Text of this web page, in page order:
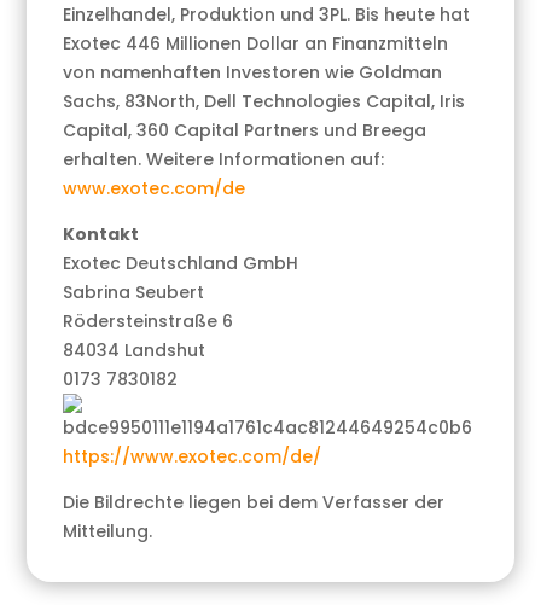
Einzelhandel, Produktion und 3PL. Bis heute hat
Exotec 446 Millionen Dollar an Finanzmitteln
von namenhaften Investoren wie Goldman
Sachs, 83North, Dell Technologies Capital, Iris
Capital, 360 Capital Partners und Breega
erhalten. Weitere Informationen auf:
www.exotec.com/de
Kontakt
Exotec Deutschland GmbH
Sabrina Seubert
Rödersteinstraße 6
84034 Landshut
0173 7830182
https://www.exotec.com/de/
Die Bildrechte liegen bei dem Verfasser der
Mitteilung.